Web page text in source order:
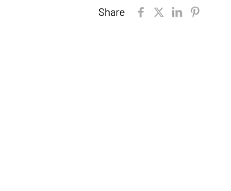
Share